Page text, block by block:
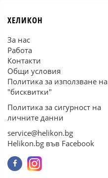
ХЕЛИКОН
За нас
Работа
Контакти
Общи условия
Политика за използване на
"бисквитки"
Политика за сигурност на
личните данни
service@helikon.bg
Helikon.bg във Facebook